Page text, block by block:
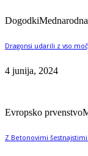
Dogodki
Dragonsi udarili z vso
4 junija, 2024
Evropsko prvenstvo
Z Betonovimi